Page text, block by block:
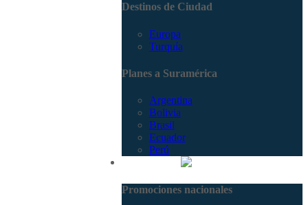
Destinos de Ciudad
Europa
Turquía
Planes a Suramérica
Argentina
Bolivia
Brasil
Ecuador
Perú
Promociones nacionales